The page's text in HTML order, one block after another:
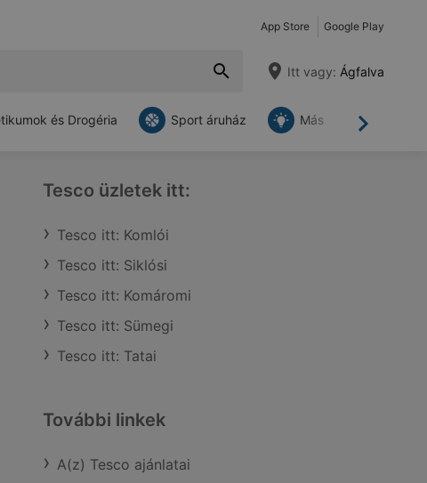
App Store Google Play
Itt vagy: Ágfalva
Tovább
és Drogéria Sport áruház Más
Tesco üzletek itt:
Tesco itt: Komlói
Tesco itt: Siklósi
Tesco itt: Komáromi
Tesco itt: Sümegi
Tesco itt: Tatai
További linkek
A(z) Tesco ajánlatai